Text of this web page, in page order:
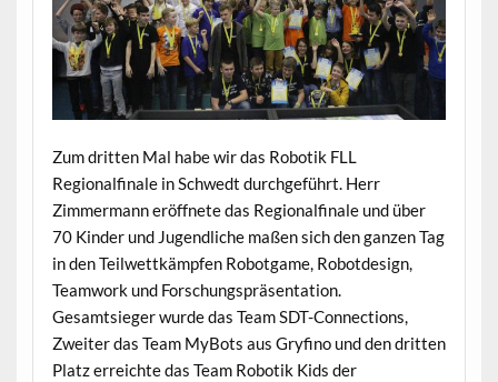
Zum dritten Mal habe wir das Robotik FLL
Regionalfinale in Schwedt durchgeführt. Herr
Zimmermann eröffnete das Regionalfinale und über
70 Kinder und Jugendliche maßen sich den ganzen Tag
in den Teilwettkämpfen Robotgame, Robotdesign,
Teamwork und Forschungspräsentation.
Gesamtsieger wurde das Team SDT-Connections,
Zweiter das Team MyBots aus Gryfino und den dritten
Platz erreichte das Team Robotik Kids der